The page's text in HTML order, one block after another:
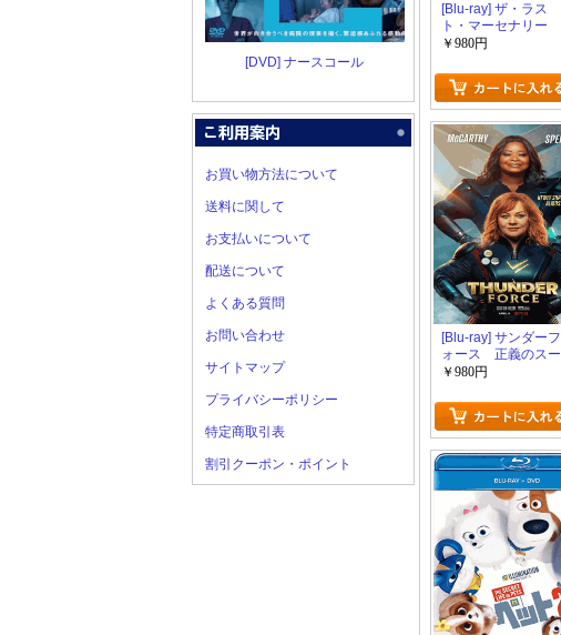
[DVD] ナースコール
お買い物方法について
送料に関して
お支払いについて
配送について
よくある質問
お問い合わせ
サイトマップ
プライバシーポリシー
特定商取引表
割引クーポン・ポイント
[Blu-ray] ザ・ラス
ト・マーセナリー
￥980円
[Blu-ray] サンダーフ
ォース 正義のスー
パーヒロインズ
￥980円